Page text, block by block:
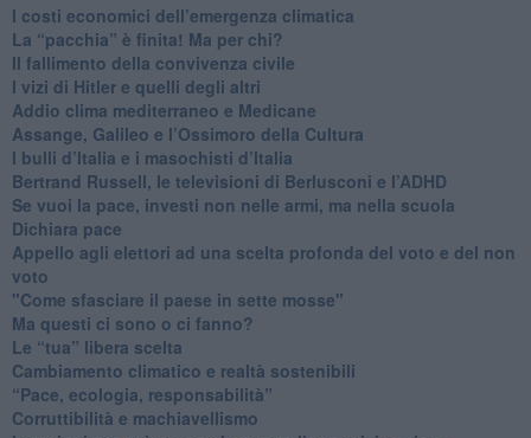
I costi economici dell’emergenza climatica
​La “pacchia” è finita! Ma per chi?
​Il fallimento della convivenza civile
​I vizi di Hitler e quelli degli altri
Addio clima mediterraneo e Medicane
​Assange, Galileo e l’Ossimoro della Cultura
​I bulli d’Italia e i masochisti d’Italia
​Bertrand Russell, le televisioni di Berlusconi e l’ADHD
​Se vuoi la pace, investi non nelle armi, ma nella scuola
​Dichiara pace
​Appello agli elettori ad una scelta profonda del voto e del non
voto
"Come sfasciare il paese in sette mosse"
​Ma questi ci sono o ci fanno?
​Le “tua” libera scelta
Cambiamento climatico e realtà sostenibili
“Pace, ecologia, responsabilità”
​Corruttibilità e machiavellismo